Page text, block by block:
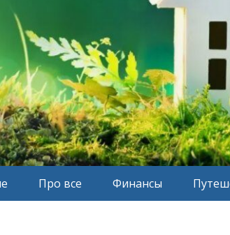
Про все Финансы